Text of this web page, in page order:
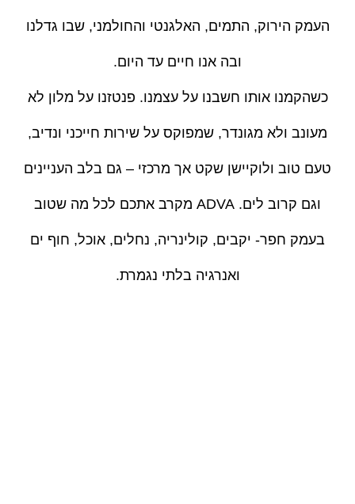
העמק הירוק, התמים, האלגנטי והחולמני, שבו גדלנו
ובה אנו חיים עד היום.
כשהקמנו אותו חשבנו על עצמנו. פנטזנו על מלון לא
מעונב ולא מגונדר, שמפוקס על שירות חייכני ונדיב,
טעם טוב ולוקיישן שקט אך מרכזי – גם בלב העניינים
וגם קרוב לים. ADVA מקרב אתכם לכל מה שטוב
בעמק חפר- יקבים, קולינריה, נחלים, אוכל, חוף ים
ואנרגיה בלתי נגמרת.